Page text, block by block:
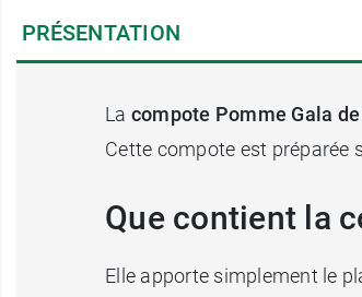
PRÉSENTATION
La compote Pomme Gala
Cette compote est préparée
Que contient la
Elle apporte simplement le